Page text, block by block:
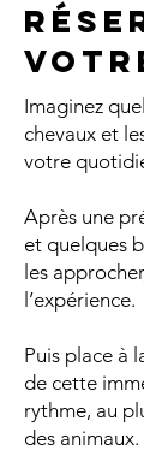
Imaginez
chevaux et
votre
Après une
et quelques
les
l’expérience.
Puis place à
de cette
rythme, au
des animaux.